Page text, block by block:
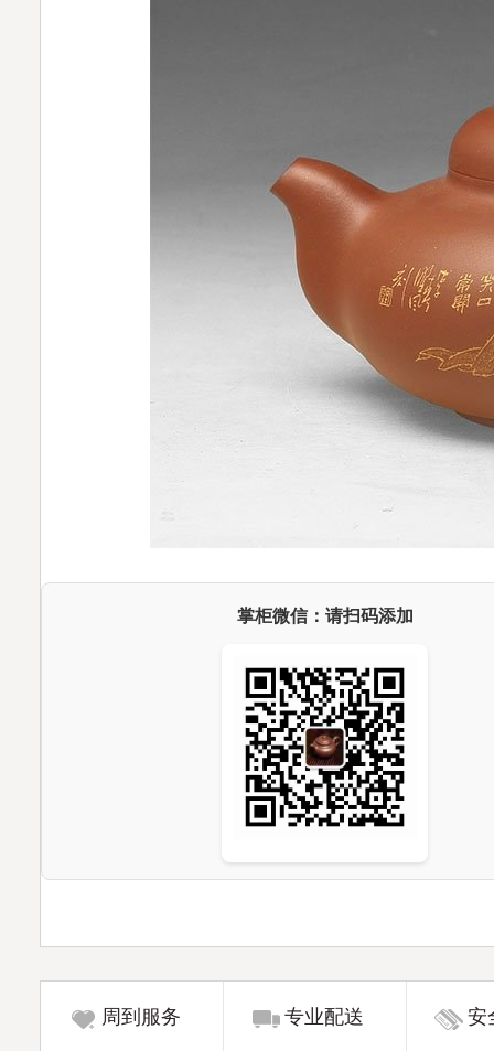
掌柜微信：请扫码添加
周到服务 专业配送 安